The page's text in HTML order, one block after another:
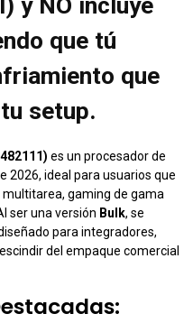
que tú
que
setup.
es un procesador de
2026, ideal para usuarios que
gaming de gama
ser una versión Bulk, se
para integradores,
del empaque comercial